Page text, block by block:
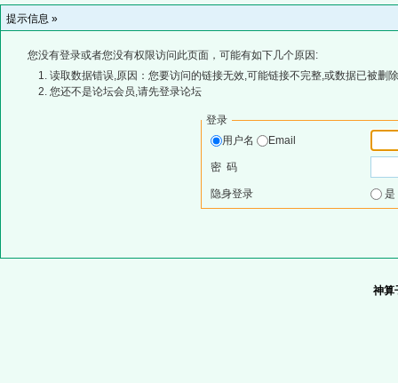
提示信息 »
您没有登录或者您没有权限访问此页面，可能有如下几个原因:
读取数据错误,原因：您要访问的链接无效,可能链接不完整,或数据已被删
您还不是论坛会员,请先登录论坛
登录
用户名
Email
密 码
隐身登录
神算